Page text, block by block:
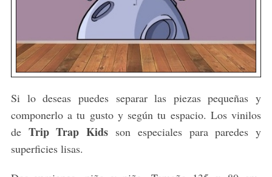
Si lo deseas puedes separar las piezas pequeñas y
componerlo a tu gusto y según tu espacio. Los vinilos
de Trip Trap Kidsson especiales para paredes y
superficies lisas.